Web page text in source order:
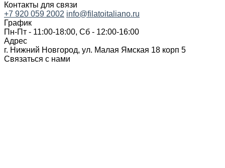
Контакты для связи
+7 920 059 2002 info@filatoitaliano.ru
График
Пн-Пт - 11:00-18:00, Сб - 12:00-16:00
Адрес
г. Нижний Новгород, ул. Малая Ямская 18 корп 5
Связаться с нами